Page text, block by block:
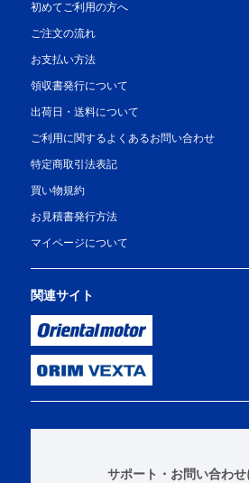
初めてご利用の方へ
ご注文の流れ
お支払い方法
領収書発行について
出荷日・送料について
ご利用に関するよくあるお問い合わせ
特定商取引法表記
買い物規約
お見積書発行方法
マイページについて
関連サイト
サポート・お問い合わせ